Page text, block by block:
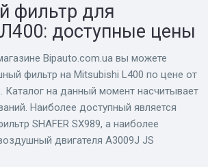
фильтр для
доступные цены
Bіpauto.com.ua вы можете
фильтр на Mitsubishi L400 по цене от
Каталог на данный момент насчитывает
Наиболее доступный является
SHAFER SX989, а наиболее
двигателя A3009J JS